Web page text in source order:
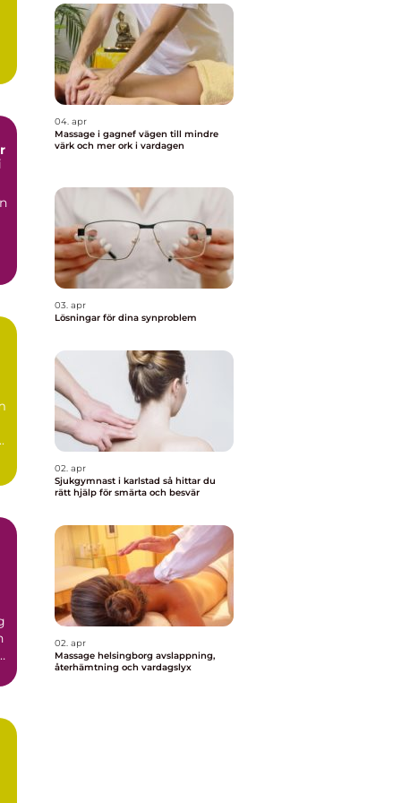
04. apr
Massage i gagnef vägen till mindre
värk och mer ork i vardagen
03. apr
Lösningar för dina synproblem
02. apr
Sjukgymnast i karlstad så hittar du
rätt hjälp för smärta och besvär
02. apr
Massage helsingborg avslappning,
återhämtning och vardagslyx